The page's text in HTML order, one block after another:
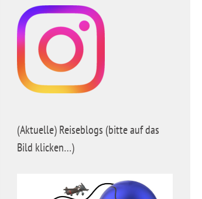
(Aktuelle) Reiseblogs (bitte auf das
Bild klicken…)